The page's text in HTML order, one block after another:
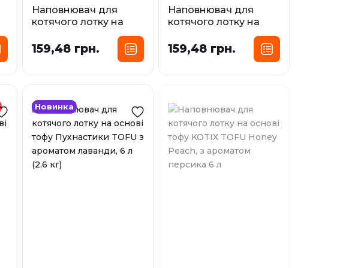
Наповнювач для
котячого лотку на
Пухнастики TOFU з
ароматом полуниці, 6
У наявності
159,48 грн.
Наповнювач для
котячого лотку на
Пухнастики TOFU з
ароматом мʼяти, 6 л
У наявності
159,48 грн.
Новинка